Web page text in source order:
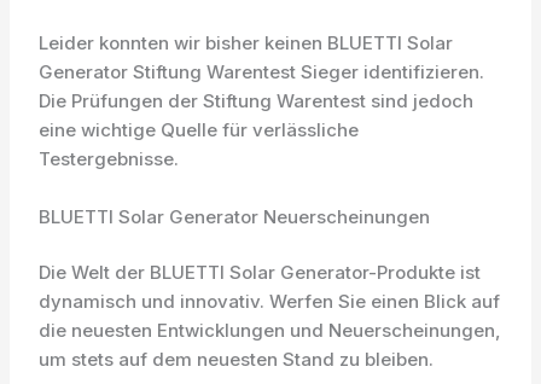
Leider konnten wir bisher keinen BLUETTI Solar
Generator Stiftung Warentest Sieger identifizieren.
Die Prüfungen der Stiftung Warentest sind jedoch
eine wichtige Quelle für verlässliche
Testergebnisse.
BLUETTI Solar Generator Neuerscheinungen
Die Welt der BLUETTI Solar Generator-Produkte ist
dynamisch und innovativ. Werfen Sie einen Blick auf
die neuesten Entwicklungen und Neuerscheinungen,
um stets auf dem neuesten Stand zu bleiben.